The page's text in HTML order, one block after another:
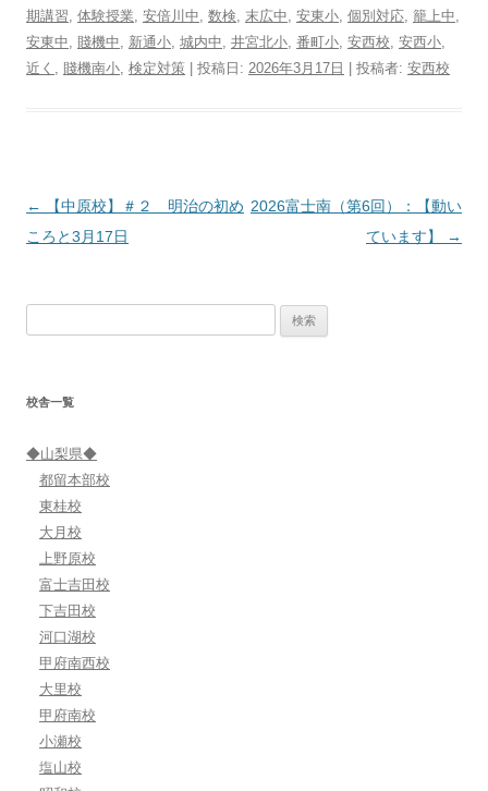
期講習, 体験授業, 安倍川中, 数検, 末広中, 安東小, 個別対応, 籠上中,
安東中, 賤機中, 新通小, 城内中, 井宮北小, 番町小, 安西校, 安西小,
近く , 賤機南小, 検定対策 | 投稿日: 2026年3月17日 投稿者: 安西校
投
稿
ン
←
【中原校】＃２ 明治の初め
ころと3月17日
2026富士南（第6回）：【動い
ています】
→
校舎一覧
◆山梨県◆
都留本部校
東桂校
大月校
上野原校
富士吉田校
下吉田校
河口湖校
甲府南西校
大里校
甲府南校
小瀬校
塩山校